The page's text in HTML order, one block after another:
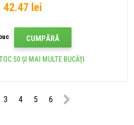
42.47 lei
CUMPĂRĂ
50 ȘI MAI MULTE BUCĂŢI
3 4 5 6